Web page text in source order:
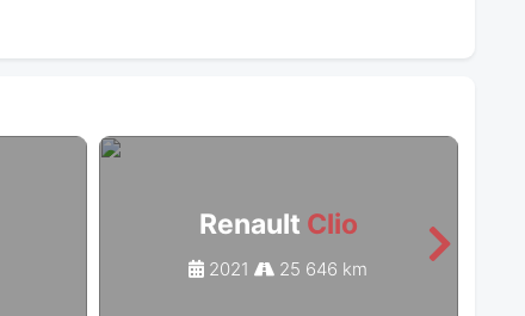
Renault Clio
2021 25 646 km